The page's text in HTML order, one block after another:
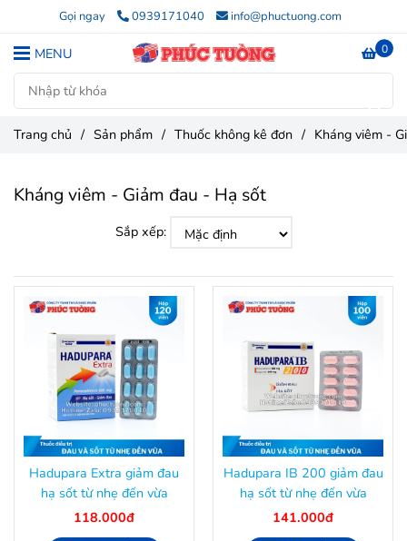
Gọi ngay 0939171040 info@phuctuong.com
0
MENU
Trang chủ / Sản phẩm / Thuốc không kê đơn / Kháng viêm -
Kháng viêm - Giảm đau - Hạ sốt
Sắp xếp:
Hadupara Extra giảm đau
hạ sốt từ nhẹ đến vừa
118.000đ
Hadupara IB 200 giảm đau
hạ sốt từ nhẹ đến vừa
141.000đ